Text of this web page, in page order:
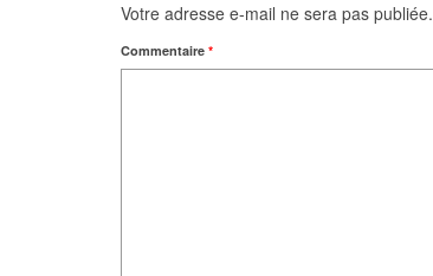
Votre adresse e-mail ne sera pas publiée.
Commentaire *